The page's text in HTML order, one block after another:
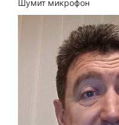
Шумит микрофон